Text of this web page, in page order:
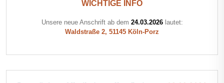
WICHTIGE INFO
Unsere neue Anschrift ab dem 24.03.2026lautet:
Waldstraße 2, 51145 Köln-Porz